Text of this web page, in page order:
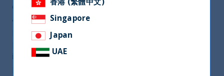
contesto di mercato, caratterizzato da inflazione
alta, tensioni geopolitiche e inasprimento delle
politiche monetarie. Basta guardare alla
performance dell’
il 2022 con una crescita del 7,4%
Singapore
Japan
UAE